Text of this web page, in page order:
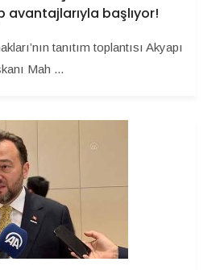
avantajlarıyla başlıyor!
tanıtım toplantısı Akyapı
Mah ...